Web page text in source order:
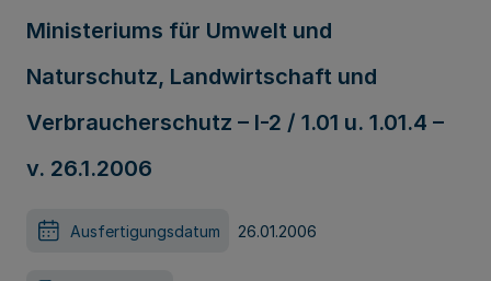
Ministeriums für Umwelt und
Naturschutz, Landwirtschaft und
Verbraucherschutz – I-2 / 1.01 u. 1.01.4 –
v. 26.1.2006
Ausfertigungsdatum 26.01.2006